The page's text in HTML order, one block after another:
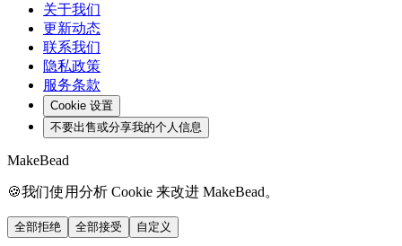
关于我们
更新动态
联系我们
隐私政策
服务条款
Cookie 设置
不要出售或分享我的个人信息
MakeBead
🍪我们使用分析 Cookie 来改进 MakeBead。
全部拒绝 全部接受 自定义